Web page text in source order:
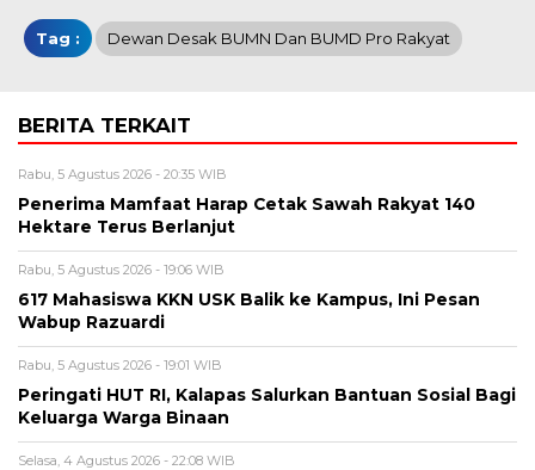
Tag : Dewan Desak BUMN Dan BUMD Pro Rakyat
BERITA TERKAIT
Rabu, 5 Agustus 2026 - 20:35 WIB
Penerima Mamfaat Harap Cetak Sawah Rakyat 140
Hektare Terus Berlanjut
Rabu, 5 Agustus 2026 - 19:06 WIB
617 Mahasiswa KKN USK Balik ke Kampus, Ini Pesan
Wabup Razuardi
Rabu, 5 Agustus 2026 - 19:01 WIB
Peringati HUT RI, Kalapas Salurkan Bantuan Sosial Bagi
Keluarga Warga Binaan
Selasa, 4 Agustus 2026 - 22:08 WIB